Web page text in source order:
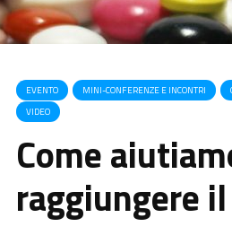
EVENTO MINI-CONFERENZE E INCONTRI
VIDEO
Come
raggiungere